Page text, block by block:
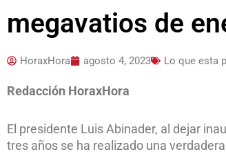
megavatios de
HoraxHora agosto 4, 2023 Lo que esta
Redacción HoraxHora
El presidente Luis Abinader, al dejar
tres años se ha realizado una